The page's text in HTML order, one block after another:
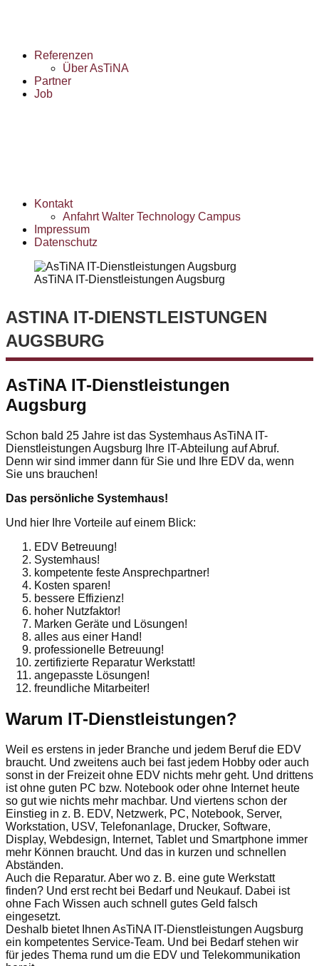
Referenzen
Über AsTiNA
Partner
Job
Kontakt
Anfahrt Walter Technology Campus
Impressum
Datenschutz
AsTiNA IT-Dienstleistungen Augsburg
ASTINA IT-DIENSTLEISTUNGEN
AUGSBURG
AsTiNA IT-Dienstleistungen
Augsburg
Schon bald 25 Jahre ist das Systemhaus AsTiNA IT-
Dienstleistungen Augsburg Ihre IT-Abteilung auf Abruf.
Denn wir sind immer dann für Sie und Ihre EDV da, wenn
Sie uns brauchen!
Das persönliche Systemhaus!
Und hier Ihre Vorteile auf einem Blick:
EDV Betreuung!
Systemhaus!
kompetente feste Ansprechpartner!
Kosten sparen!
bessere Effizienz!
hoher Nutzfaktor!
Marken Geräte und Lösungen!
alles aus einer Hand!
professionelle Betreuung!
zertifizierte Reparatur Werkstatt!
angepasste Lösungen!
freundliche Mitarbeiter!
Warum IT-Dienstleistungen?
Weil es erstens in jeder Branche und jedem Beruf die EDV
braucht. Und zweitens auch bei fast jedem Hobby oder auch
sonst in der Freizeit ohne EDV nichts mehr geht. Und drittens
ist ohne guten PC bzw. Notebook oder ohne Internet heute
so gut wie nichts mehr machbar. Und viertens schon der
Einstieg in z. B. EDV, Netzwerk, PC, Notebook, Server,
Workstation, USV, Telefonanlage, Drucker, Software,
Display, Webdesign, Internet, Tablet und Smartphone immer
mehr Können braucht. Und das in kurzen und schnellen
Abständen.
Auch die Reparatur. Aber wo z. B. eine gute Werkstatt
finden? Und erst recht bei Bedarf und Neukauf. Dabei ist
ohne Fach Wissen auch schnell gutes Geld falsch
eingesetzt.
Deshalb bietet Ihnen AsTiNA IT-Dienstleistungen Augsburg
ein kompetentes Service-Team. Und bei Bedarf stehen wir
für jedes Thema rund um die EDV und Telekommunikation